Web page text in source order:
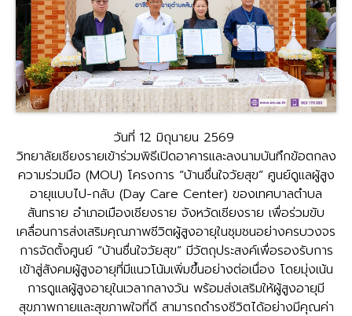
วันที่ 12 มิถุนายน 2569
วิทยาลัยเชียงรายเข้าร่วมพิธีเปิดอาคารและลงนามบันทึกข้อตกลง
ความร่วมมือ (MOU) โครงการ “บ้านชื่นใจวัยสุข” ศูนย์ดูแลผู้สูง
อายุแบบไป-กลับ (Day Care Center) ของเทศบาลตำบล
สันทราย อำเภอเมืองเชียงราย จังหวัดเชียงราย เพื่อร่วมขับ
เคลื่อนการส่งเสริมคุณภาพชีวิตผู้สูงอายุในชุมชนอย่างครบวงจร
การจัดตั้งศูนย์ “บ้านชื่นใจวัยสุข” มีวัตถุประสงค์เพื่อรองรับการ
เข้าสู่สังคมผู้สูงอายุที่มีแนวโน้มเพิ่มขึ้นอย่างต่อเนื่อง โดยมุ่งเน้น
การดูแลผู้สูงอายุในเวลากลางวัน พร้อมส่งเสริมให้ผู้สูงอายุมี
สุขภาพกายและสุขภาพใจที่ดี สามารถดำรงชีวิตได้อย่างมีคุณค่า